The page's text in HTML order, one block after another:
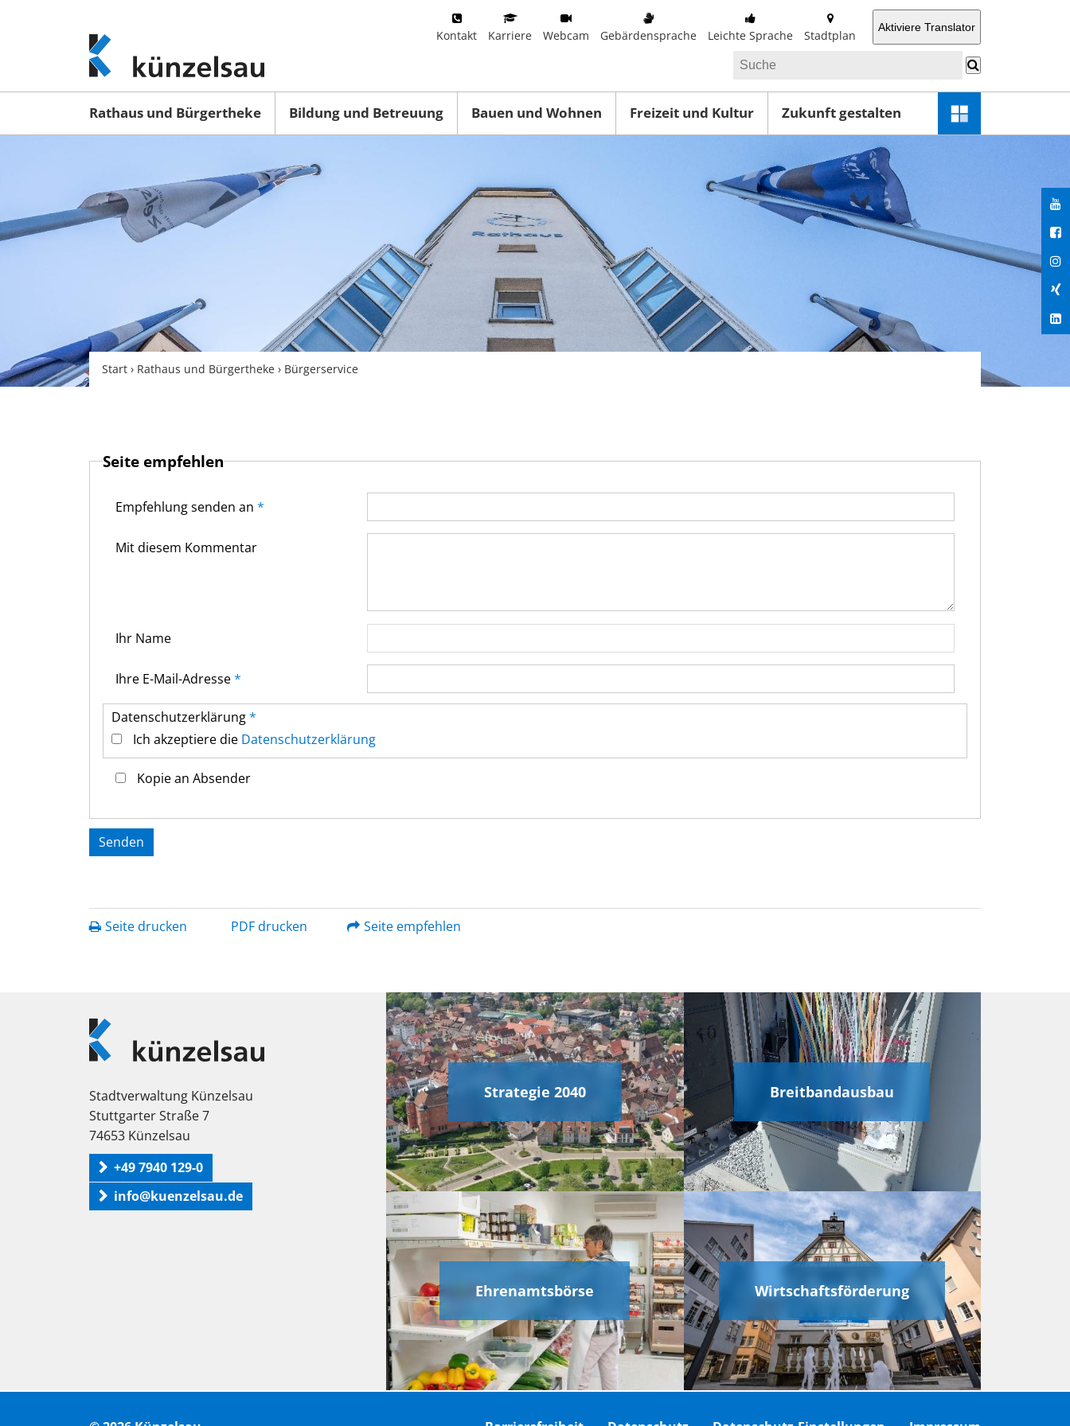
www.kuenzelsau.de
(zur
Startseite)
Kontakt Karriere Webcam Gebärdensprache Leichte Sprache Stadtplan
Aktiviere Translator
Rathaus und Bürgertheke Bildung und Betreuung Bauen und Wohnen Freizeit und Kultur Zukunft gestalten
Schnellzugriff-
Menü
Start › Rathaus und Bürgertheke › Bürgerservice
Seite empfehlen
Empfehlung senden an *
Mit diesem Kommentar
Ihr Name
Ihre E-Mail-Adresse*
Datenschutz­erklärung*
Ich akzeptiere die Datenschutz­erklärung
Kopie an Absender
Seite drucken PDF drucken Seite empfehlen
Logo
Künzelsau
Stadtverwaltung Künzelsau
Stuttgarter Straße 7
74653 Künzelsau
+49 7940 129-0
info@kuenzelsau.de
Strategie 2040 Breitbandausbau
Ehrenamtsbörse Wirtschaftsförderung